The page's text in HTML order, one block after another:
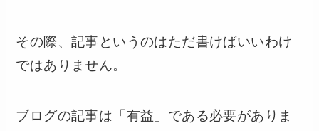
その際、記事というのはただ書けばいいわけ
ではありません。
ブログの記事は「有益」である必要がありま